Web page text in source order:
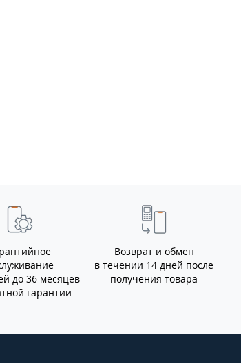
до 36 месяцев
гарантии
Возврат и обмен
в течении 14 дней после
получения товара